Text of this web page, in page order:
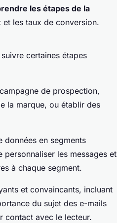
les étapes de la
les taux de conversion.
certaines étapes
de prospection,
la marque, ou établir des
données en segments
les messages et
à chaque segment.
et convaincants, incluant
du sujet des e-mails
contact avec le lecteur.